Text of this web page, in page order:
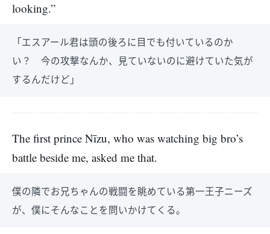
looking.”
「エスアール君は頭の後ろに目でも付いているのか
い？ 今の攻撃なんか、見ていないのに避けていた気が
するんだけど」
The first prince Nīzu, who was watching big bro’s
battle beside me, asked me that.
僕の隣でお兄ちゃんの戦闘を眺めている第一王子ニーズ
が、僕にそんなことを問いかけてくる。